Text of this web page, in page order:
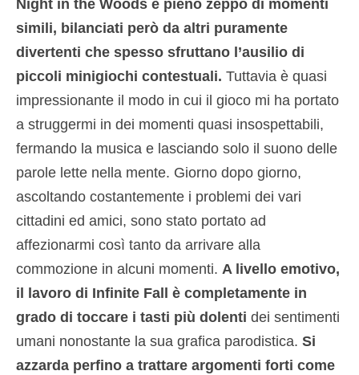
Night in the Woods è pieno zeppo di momenti
simili, bilanciati però da altri puramente
divertenti che spesso sfruttano l’ausilio di
piccoli minigiochi contestuali. Tuttavia è quasi
impressionante il modo in cui il gioco mi ha portato
a struggermi in dei momenti quasi insospettabili,
fermando la musica e lasciando solo il suono delle
parole lette nella mente. Giorno dopo giorno,
ascoltando costantemente i problemi dei vari
cittadini ed amici, sono stato portato ad
affezionarmi così tanto da arrivare alla
commozione in alcuni momenti. A livello emotivo,
il lavoro di Infinite Fall è completamente in
grado di toccare i tasti più dolenti dei sentimenti
umani nonostante la sua grafica parodistica. Si
azzarda perfino a trattare argomenti forti come